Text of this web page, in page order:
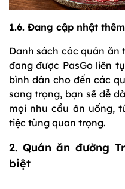
1.6. Đang cập nhật
Danh sách các quán ăn
đang được PasGo liên
bình dân cho đến các
sang trọng, bạn sẽ dễ
mọi nhu cầu ăn uống,
tiệc tùng quan trọng.
2. Quán ăn đường
biệt